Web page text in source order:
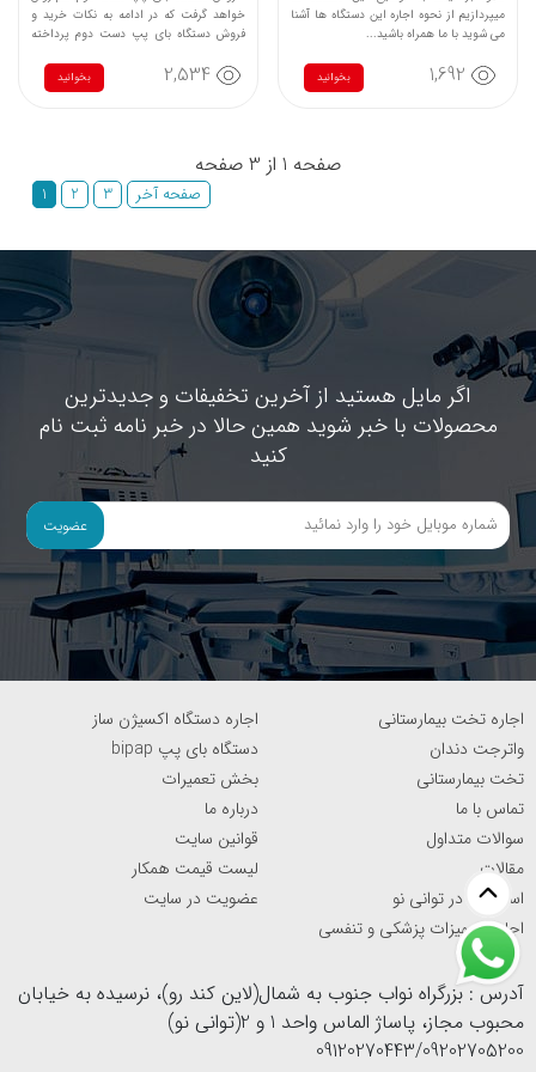
میپردازیم از نحوه اجاره این دستگاه ها آشنا
می شوید با ما همراه باشید...
1,692 بخوانید
خواهد گرفت که در ادامه به نکات خرید و
فروش دستگاه بای پپ دست دوم پرداخته
2,534 بخوانید
صفحه 1 از 3 صفحه
1 2 3 صفحه آخر
اگر مایل هستید از آخرین تخفیفات و جدیدترین
محصولات با خبر شوید همین حالا در خبر نامه ثبت نام
کنید
عضویت
اجاره تخت بیمارستانی
اجاره دستگاه اکسیژن ساز
واترجت دندان
دستگاه بای پپ bipap
تخت بیمارستانی
بخش تعمیرات
تماس با ما
درباره ما
سوالات متداول
قوانین سایت
مقالات
لیست قیمت همکار
استخدام در توانی نو
عضویت در سایت
اجاره تجهیزات پزشکی و تنفسی
آدرس : بزرگراه نواب جنوب به شمال(لاین کند رو)، نرسیده به خیابان
محبوب مجاز، پاساژ الماس واحد 1 و 2(توانی نو)
09120270443/09202705200